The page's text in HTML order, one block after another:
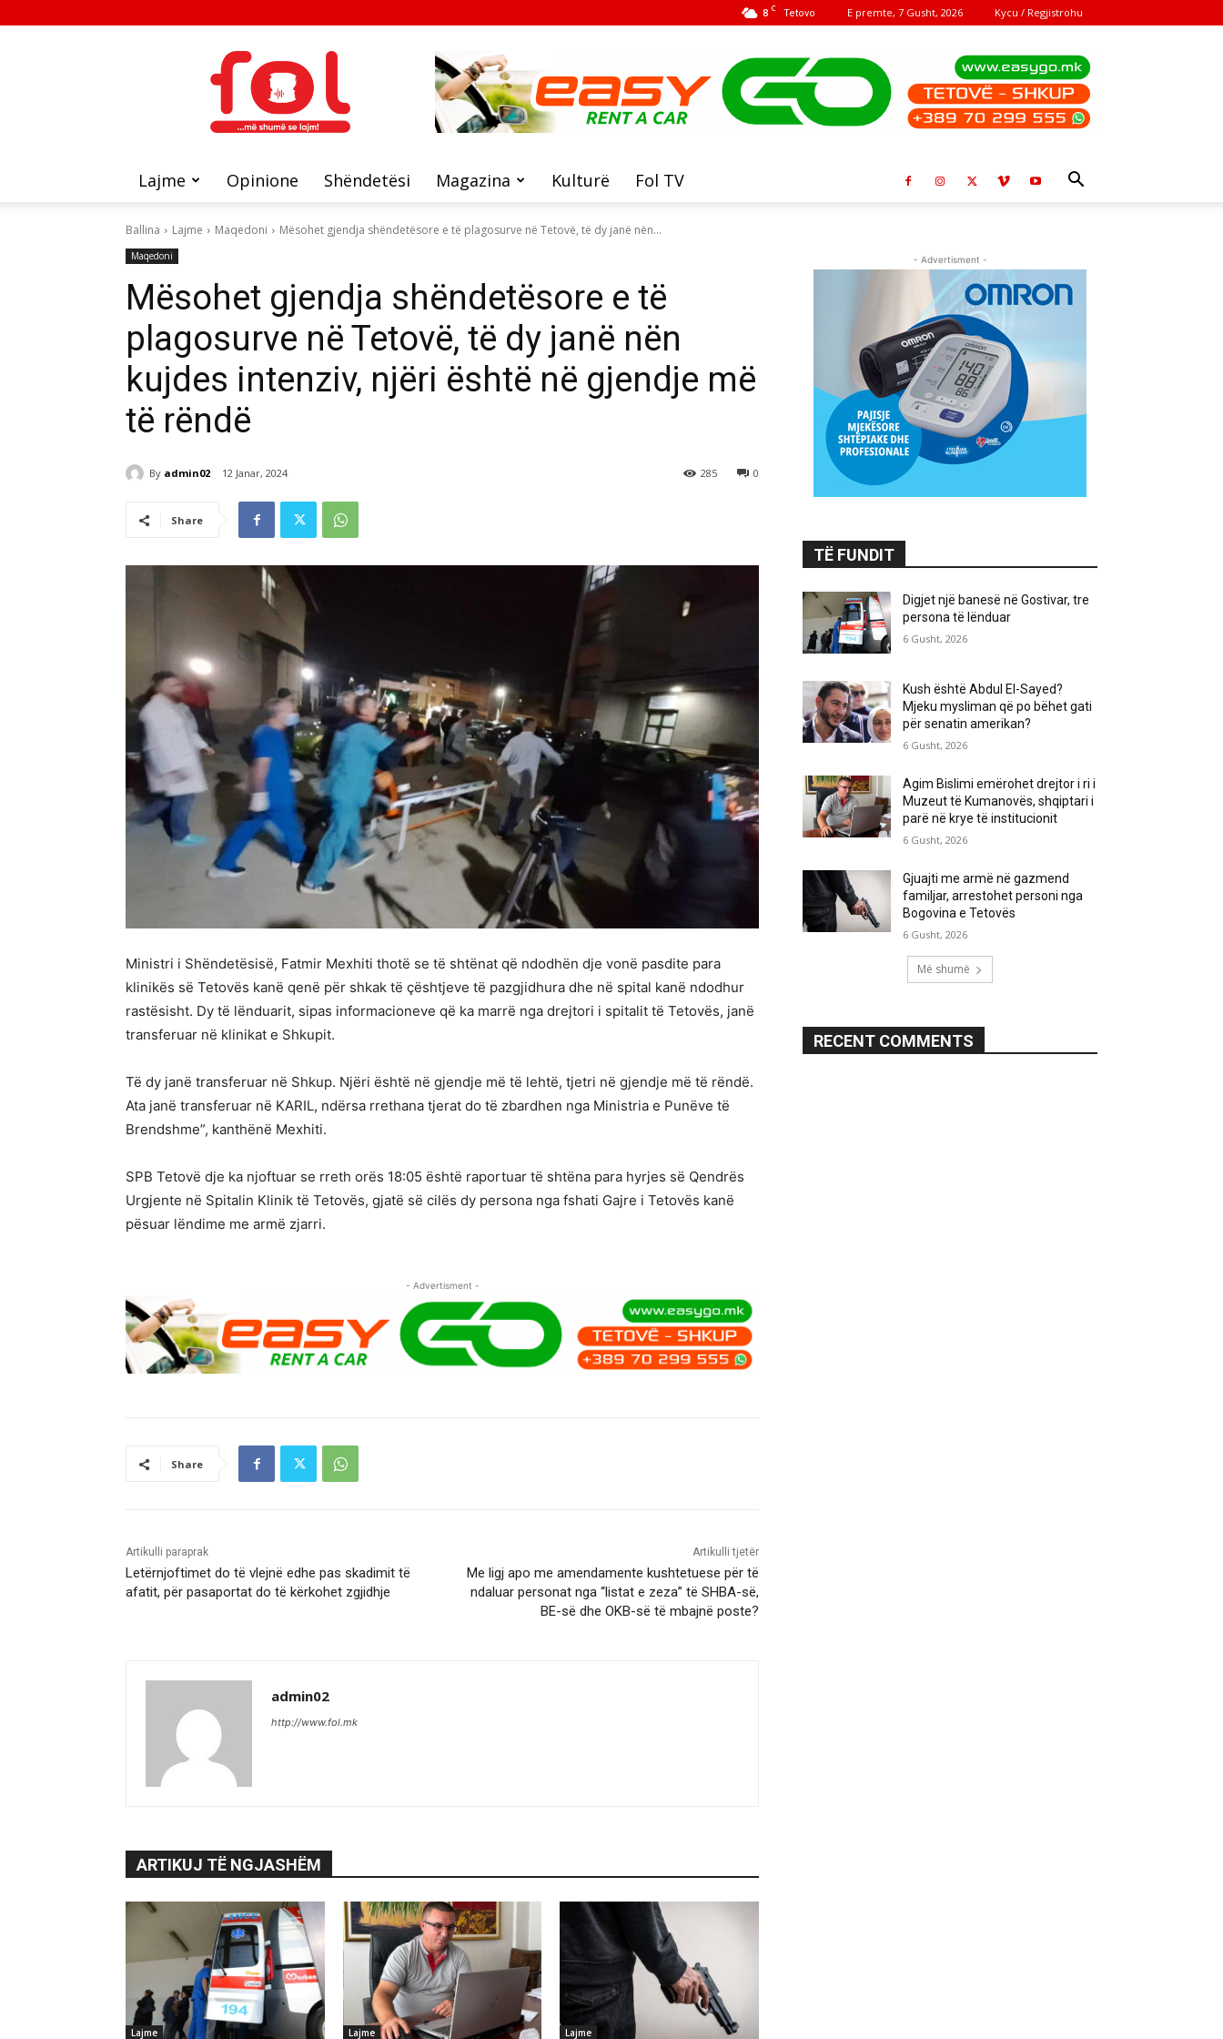
8 C Tetovo E premte, 7 Gusht, 2026 Kycu / Regjistrohu
FOL
Lajme Opinione Shëndetësi Magazina Kulturë Fol TV
Ballina Lajme Maqedoni Mësohet gjendja shëndetësore e të plagosurve në Tetovë, të dy janë nën...
Maqedoni
Mësohet gjendja shëndetësore e të
plagosurve në Tetovë, të dy janë nën
kujdes intenziv, njëri është në gjendje më
të rëndë
By admin02 12 Janar, 2024 0
285
Share
Ministri i Shëndetësisë, Fatmir Mexhiti thotë se të shtënat që ndodhën dje vonë pasdite para
klinikës së Tetovës kanë qenë për shkak të çështjeve të pazgjidhura dhe në spital kanë ndodhur
rastësisht. Dy të lënduarit, sipas informacioneve që ka marrë nga drejtori i spitalit të Tetovës, janë
transferuar në klinikat e Shkupit.
Të dy janë transferuar në Shkup. Njëri është në gjendje më të lehtë, tjetri në gjendje më të rëndë.
Ata janë transferuar në KARIL, ndërsa rrethana tjerat do të zbardhen nga Ministria e Punëve të
Brendshme”, kanthënë Mexhiti.
SPB Tetovë dje ka njoftuar se rreth orës 18:05 është raportuar të shtëna para hyrjes së Qendrës
Urgjente në Spitalin Klinik të Tetovës, gjatë së cilës dy persona nga fshati Gajre i Tetovës kanë
pësuar lëndime me armë zjarri.
- Advertisment -
Share
Artikulli paraprak
Letërnjoftimet do të vlejnë edhe pas skadimit të
afatit, për pasaportat do të kërkohet zgjidhje
Artikulli tjetër
Me ligj apo me amendamente kushtetuese për të
ndaluar personat nga “listat e zeza” të SHBA-së,
BE-së dhe OKB-së të mbajnë poste?
admin02
http://www.fol.mk
ARTIKUJ TË NGJASHËM
Lajme Lajme Lajme
- Advertisment -
TË FUNDIT
Digjet një banesë në Gostivar, tre
persona të lënduar
6 Gusht, 2026
Kush është Abdul El-Sayed?
Mjeku mysliman që po bëhet gati
për senatin amerikan?
6 Gusht, 2026
Agim Bislimi emërohet drejtor i ri i
Muzeut të Kumanovës, shqiptari i
parë në krye të institucionit
6 Gusht, 2026
Gjuajti me armë në gazmend
familjar, arrestohet personi nga
Bogovina e Tetovës
6 Gusht, 2026
Më shumë
RECENT COMMENTS